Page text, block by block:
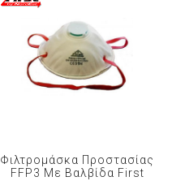
Φιλτρομάσκα Προστασίας
FFP3 Με Βαλβίδα First